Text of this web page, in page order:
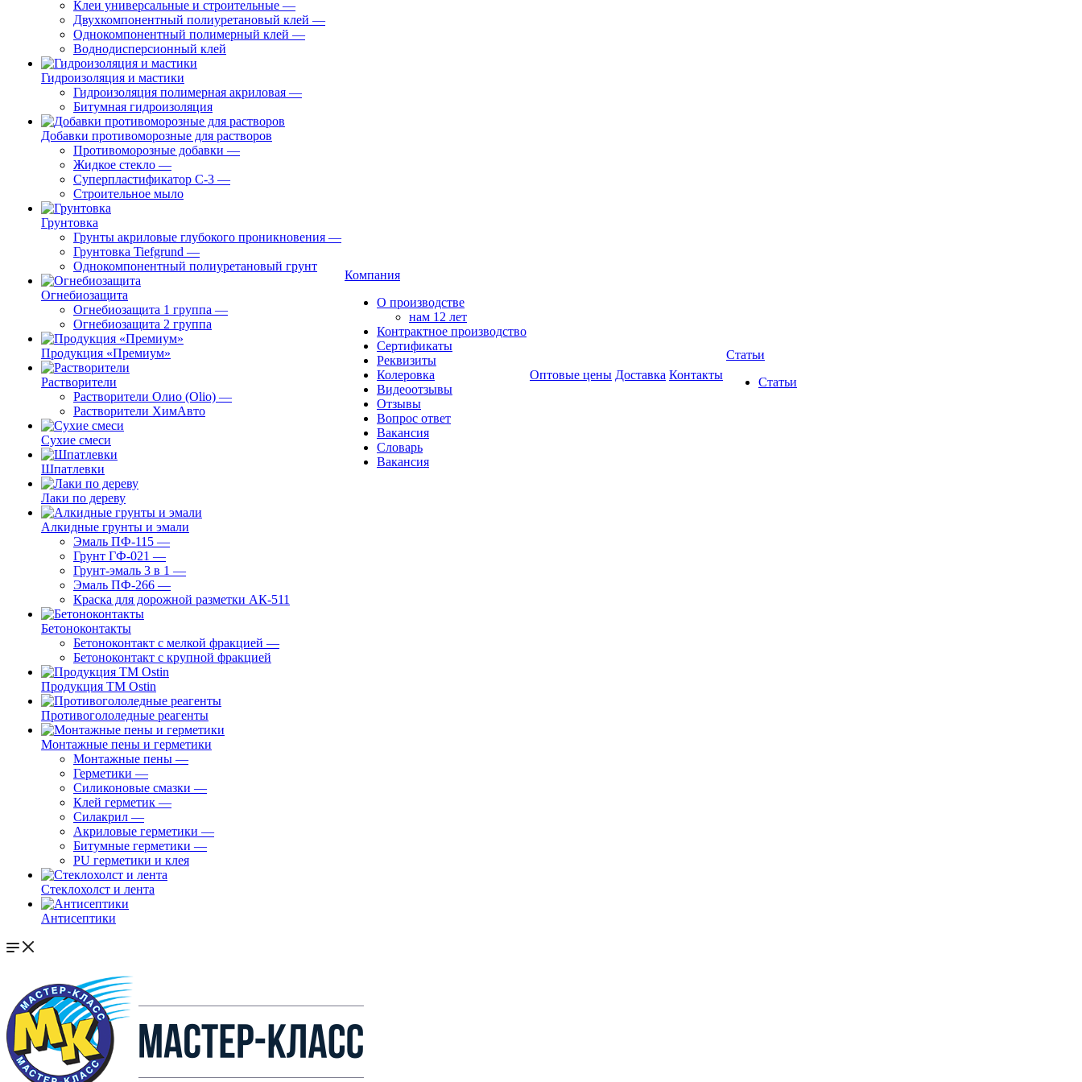
Клеи универсальные и строительные —
Двухкомпонентный полиуретановый клей —
Однокомпонентный полимерный клей —
Воднодисперсионный клей
Гидроизоляция и мастики
Гидроизоляция полимерная акриловая —
Битумная гидроизоляция
Добавки противоморозные для растворов
Противоморозные добавки —
Жидкое стекло —
Суперпластификатор С-3 —
Строительное мыло
Грунтовка
Грунты акриловые глубокого проникновения —
Грунтовка Tiefgrund —
Однокомпонентный полиуретановый грунт
Огнебиозащита
Огнебиозащита 1 группа —
Огнебиозащита 2 группа
Продукция «Премиум»
Растворители
Растворители Олио (Olio) —
Растворители ХимАвто
Сухие смеси
Шпатлевки
Лаки по дереву
Алкидные грунты и эмали
Эмаль ПФ-115 —
Грунт ГФ-021 —
Грунт-эмаль 3 в 1 —
Эмаль ПФ-266 —
Краска для дорожной разметки АК-511
Бетоноконтакты
Бетоноконтакт с мелкой фракцией —
Бетоноконтакт с крупной фракцией
Продукция ТМ Ostin
Противогололедные реагенты
Монтажные пены и герметики
Монтажные пены —
Герметики —
Силиконовые смазки —
Клей герметик —
Силакрил —
Акриловые герметики —
Битумные герметики —
PU герметики и клея
Стеклохолст и лента
Антисептики
Компания
О производстве
нам 12 лет
Контрактное производство
Сертификаты
Реквизиты
Колеровка
Видеоотзывы
Отзывы
Вопрос ответ
Вакансия
Словарь
Вакансия
Оптовые цены Доставка Контакты
Статьи
Статьи